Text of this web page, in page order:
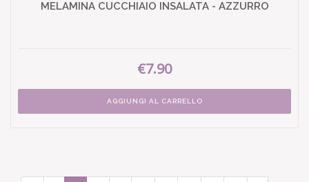
MELAMINA CUCCHIAIO INSALATA - AZZURRO
€7.90
AGGIUNGI AL CARRELLO